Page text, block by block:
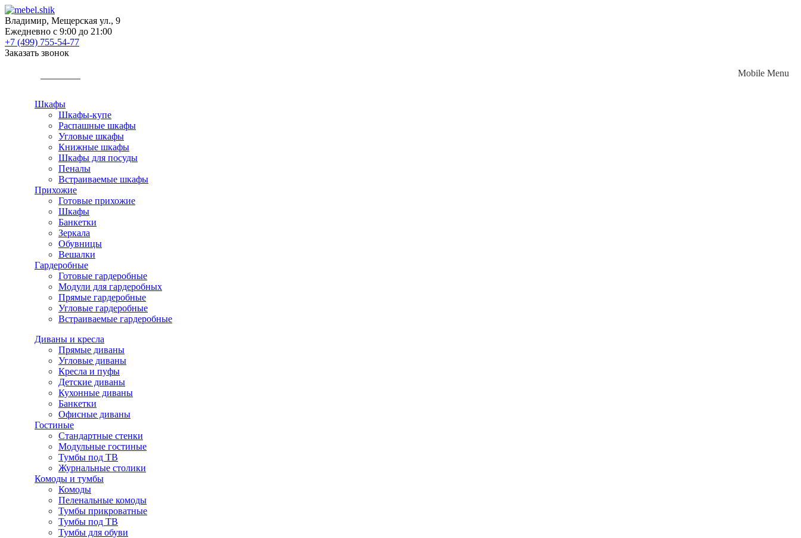
Владимир, Мещерская ул., 9
Ежедневно с 9:00 до 21:00
+7 (499) 755-54-77
Заказать звонок
Шкафы
Шкафы-купе
Распашные шкафы
Угловые шкафы
Книжные шкафы
Шкафы для посуды
Пеналы
Встраиваемые шкафы
Прихожие
Готовые прихожие
Шкафы
Банкетки
Зеркала
Обувницы
Вешалки
Гардеробные
Готовые гардеробные
Модули для гардеробных
Прямые гардеробные
Угловые гардеробные
Встраиваемые гардеробные
Диваны и кресла
Прямые диваны
Угловые диваны
Кресла и пуфы
Детские диваны
Кухонные диваны
Банкетки
Офисные диваны
Гостиные
Стандартные стенки
Модульные гостиные
Тумбы под ТВ
Журнальные столики
Комоды и тумбы
Комоды
Пеленальные комоды
Тумбы прикроватные
Тумбы под ТВ
Тумбы для обуви
Mobile Menu